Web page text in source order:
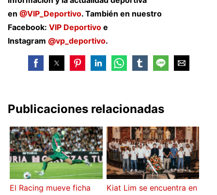
en @VIP_Deportivo. También en nuestro
Facebook: VIP Deportivo e
Instagram @vp_deportivo.
Publicaciones relacionadas
El Racing mueve ficha
Kiat Lim se encuentra en